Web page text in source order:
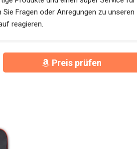
Produkte und einen super Service für
Fragen oder Anregungen zu unseren
Preis prüfen